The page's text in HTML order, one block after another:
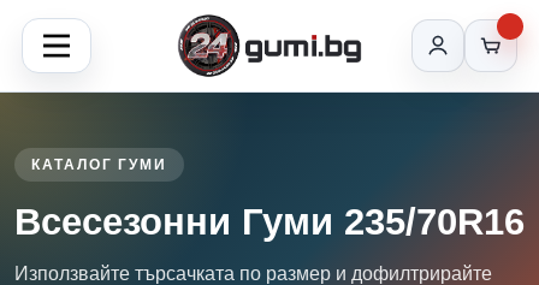
КАТАЛОГ ГУМИ
Всесезонни Гуми 235/70R16
Използвайте търсачката по размер и дофилтрирайте